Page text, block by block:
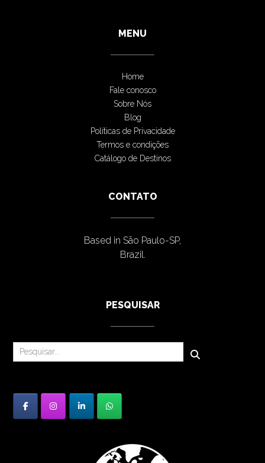
MENU
Home
Fale conosco
Sobre Nós
Blog
Políticas de Privacidade
Termos e condições
Catálogo de Destinos
CONTATO
Based in São Paulo-SP,
Brazil.
PESQUISAR